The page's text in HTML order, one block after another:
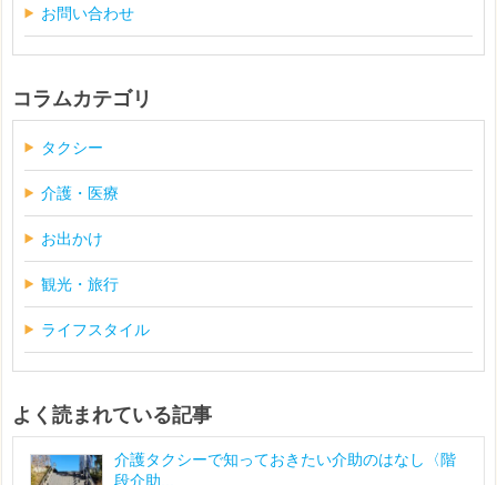
お問い合わせ
コラムカテゴリ
タクシー
介護・医療
お出かけ
観光・旅行
ライフスタイル
よく読まれている記事
介護タクシーで知っておきたい介助のはなし〈階
段介助...